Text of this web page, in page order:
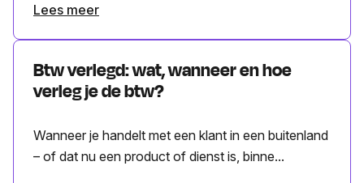
Lees meer
Btw verlegd: wat, wanneer en hoe
verleg je de btw?
Wanneer je handelt met een klant in een buitenland
– of dat nu een product of dienst is, binne...